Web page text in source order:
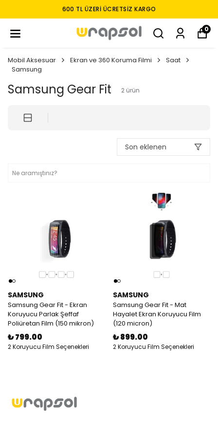
600 TL ÜZERI ÜCRETSIZ KARGO
0
Mobil Aksesuar Ekran ve 360 Koruma Filmi
Saat
Samsung
Samsung Gear Fit 2 ürün
Son eklenen
SAMSUNG
Samsung Gear Fit - Ekran
Koruyucu Parlak Şeffaf
Poliüretan Film (150 mikron)
₺ 799.00
2 Koruyucu Film Seçenekleri
SAMSUNG
Samsung Gear Fit - Mat
Hayalet Ekran Koruyucu Film
(120 micron)
₺ 899.00
2 Koruyucu Film Seçenekleri